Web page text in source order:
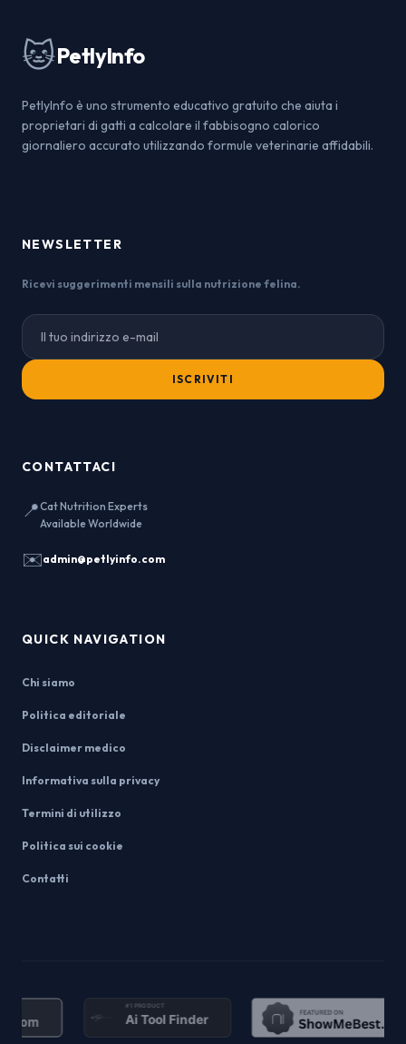
🐱PetlyInfo
PetlyInfo è uno strumento educativo gratuito che aiuta i
proprietari di gatti a calcolare il fabbisogno calorico
giornaliero accurato utilizzando formule veterinarie affidabili.
NEWSLETTER
Ricevi suggerimenti mensili sulla nutrizione felina.
ISCRIVITI
CONTATTACI
📍Cat Nutrition Experts
Available Worldwide
✉️admin@petlyinfo.com
QUICK NAVIGATION
Chi siamo
Politica editoriale
Disclaimer medico
Informativa sulla privacy
Termini di utilizzo
Politica sui cookie
Contatti